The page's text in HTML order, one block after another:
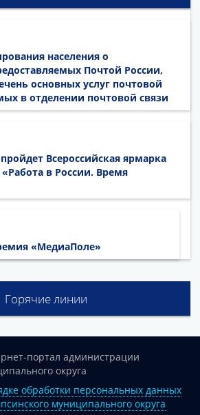
населения о
Почтой России,
основных услуг почтовой
в отделении почтовой связи
Всероссийская ярмарка
в России. Время
«МедиаПоле»
Горячие линии
портал администрации
округа
обработки персональных данных
муниципального округа